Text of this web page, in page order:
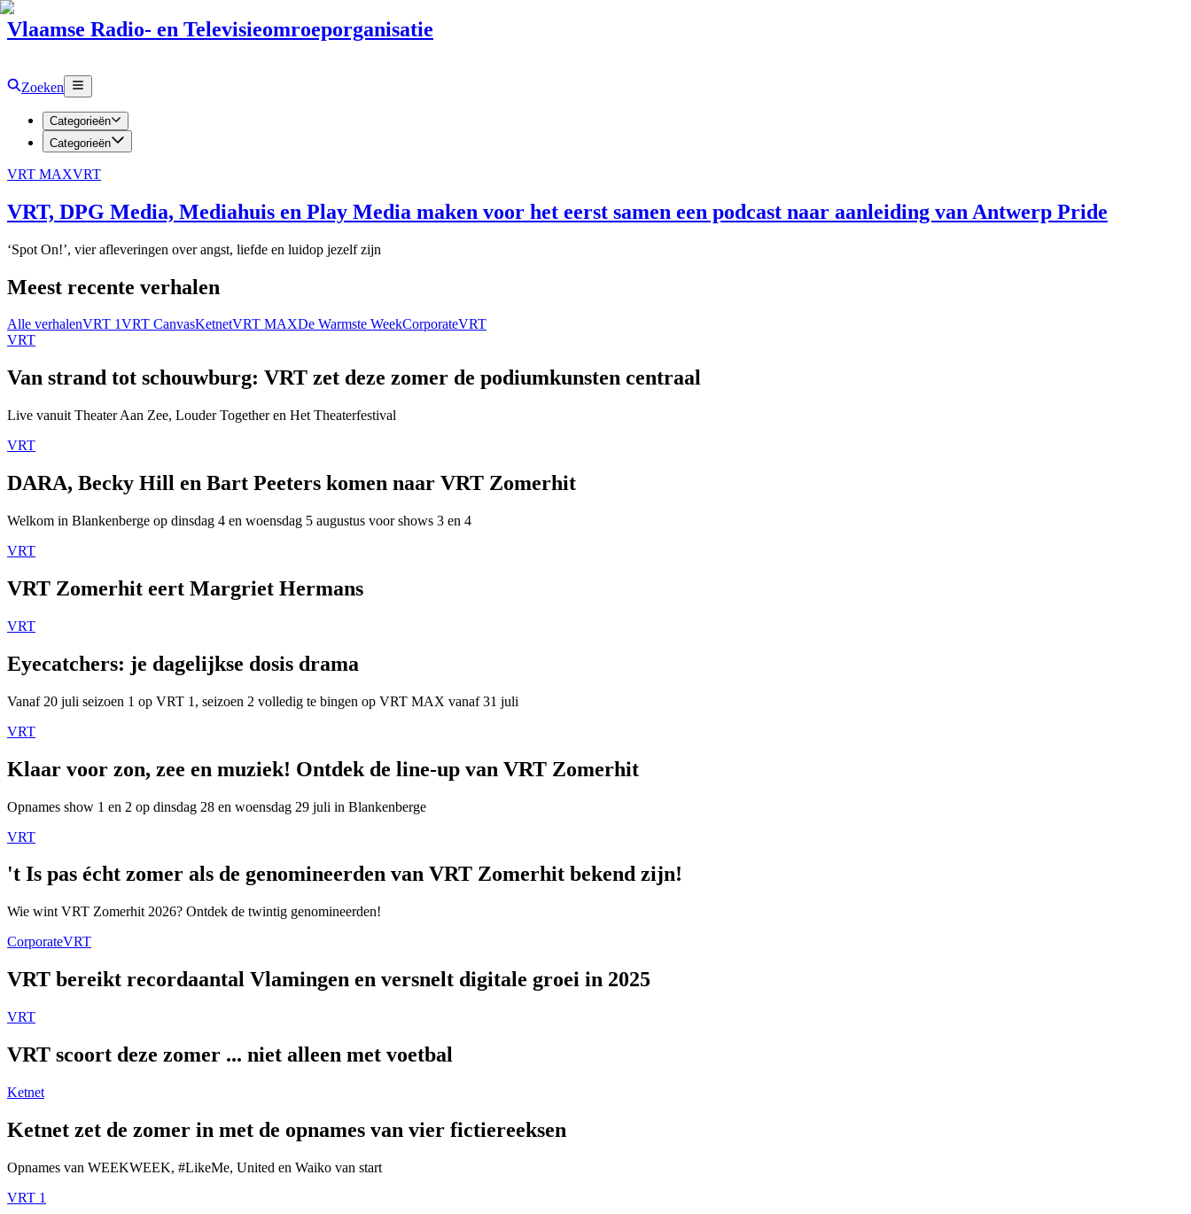
Vlaamse Radio- en Televisieomroeporganisatie
Zoeken
Categorieën
Categorieën
VRT MAXVRT
VRT, DPG Media, Mediahuis en Play Media maken voor het eerst samen een podcast naar aanleiding van Antwerp Pride
‘Spot On!’, vier afleveringen over angst, liefde en luidop jezelf zijn
Meest recente verhalen
Alle verhalenVRT 1VRT CanvasKetnetVRT MAXDe Warmste WeekCorporateVRT
VRT
Van strand tot schouwburg: VRT zet deze zomer de podiumkunsten centraal
Live vanuit Theater Aan Zee, Louder Together en Het Theaterfestival
VRT
DARA, Becky Hill en Bart Peeters komen naar VRT Zomerhit
Welkom in Blankenberge op dinsdag 4 en woensdag 5 augustus voor shows 3 en 4
VRT
VRT Zomerhit eert Margriet Hermans
VRT
Eyecatchers: je dagelijkse dosis drama
Vanaf 20 juli seizoen 1 op VRT 1, seizoen 2 volledig te bingen op VRT MAX vanaf 31 juli
VRT
Klaar voor zon, zee en muziek! Ontdek de line-up van VRT Zomerhit
Opnames show 1 en 2 op dinsdag 28 en woensdag 29 juli in Blankenberge
VRT
't Is pas écht zomer als de genomineerden van VRT Zomerhit bekend zijn!
Wie wint VRT Zomerhit 2026? Ontdek de twintig genomineerden!
CorporateVRT
VRT bereikt recordaantal Vlamingen en versnelt digitale groei in 2025
VRT
VRT scoort deze zomer ... niet alleen met voetbal
Ketnet
Ketnet zet de zomer in met de opnames van vier fictiereeksen
Opnames van WEEKWEEK, #LikeMe, United en Waiko van start
VRT 1